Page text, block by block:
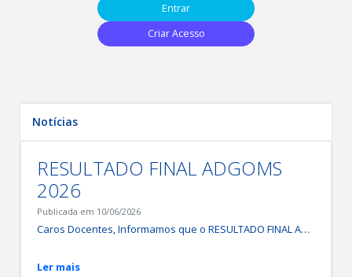
Entrar
Criar Acesso
Notícias
RESULTADO FINAL ADGOMS
2026
Publicada em 10/06/2026
Caros Docentes, Informamos que o RESULTADO FINAL ADGOMS 2026 está disponível no site da UPE e na sessão "Documentos" do Sistema RAD-UPE.
Ler mais